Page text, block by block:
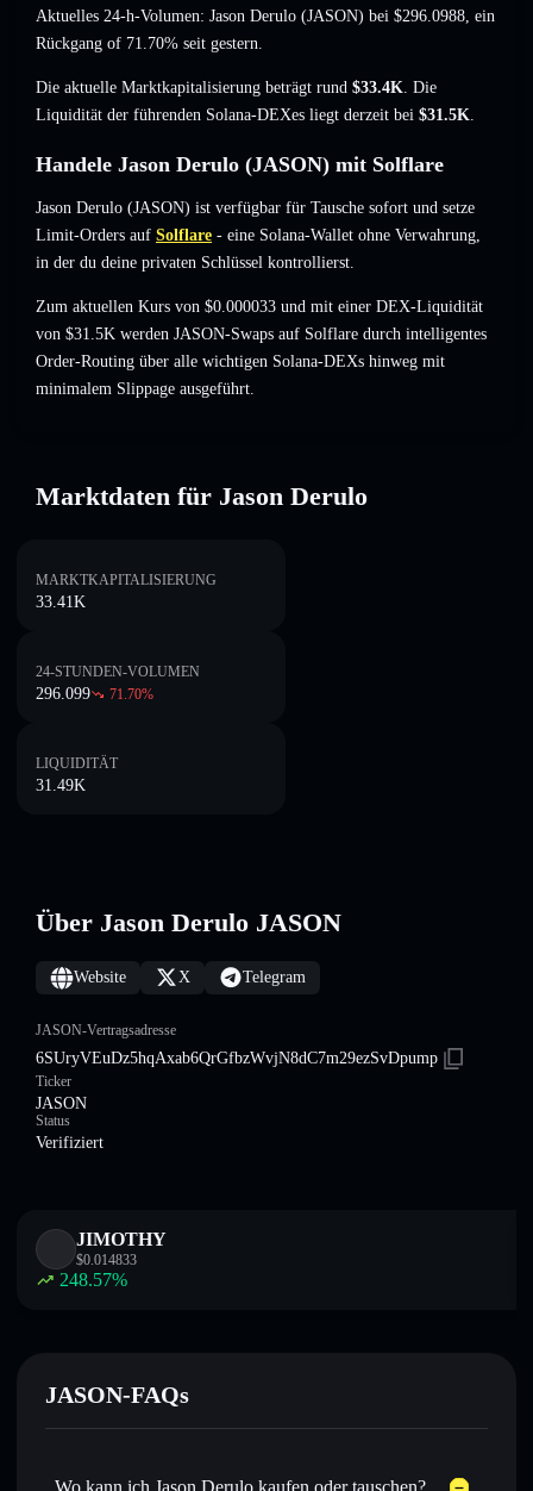
Aktuelles 24-h-Volumen: Jason Derulo (JASON) bei $296.0988, ein
Rückgang of 71.70% seit gestern.
Die aktuelle Marktkapitalisierung beträgt rund $33.4K. Die
Liquidität der führenden Solana-DEXes liegt derzeit bei $31.5K.
Handele Jason Derulo (JASON) mit Solflare
Jason Derulo (JASON) ist verfügbar für Tausche sofort und setze
Limit-Orders auf Solflare - eine Solana-Wallet ohne Verwahrung,
in der du deine privaten Schlüssel kontrollierst.
Zum aktuellen Kurs von $0.000033 und mit einer DEX-Liquidität
von $31.5K werden JASON-Swaps auf Solflare durch intelligentes
Order-Routing über alle wichtigen Solana-DEXs hinweg mit
minimalem Slippage ausgeführt.
Marktdaten für Jason Derulo
MARKTKAPITALISIERUNG
33.41K
24-STUNDEN-VOLUMEN
296.099 71.70%
LIQUIDITÄT
31.49K
Über Jason Derulo JASON
Website X Telegram
JASON-Vertragsadresse
6SUryVEuDz5hqAxab6QrGfbzWvjN8dC7m29ezSvDpump
Ticker
JASON
Status
Verifiziert
JIMOTHY
$0.014833
248.57%
JASON-FAQs
Wo kann ich Jason Derulo kaufen oder tauschen?